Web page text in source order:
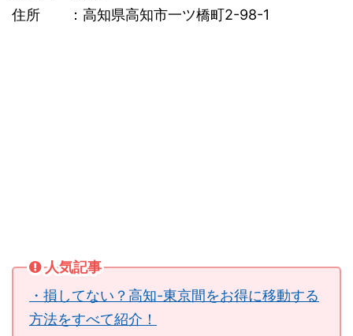
住所 ：高知県高知市一ツ橋町2-98-1
人気記事
・損してない？高知-東京間をお得に移動する
方法をすべて紹介！